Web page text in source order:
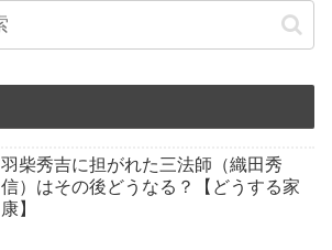
羽柴秀吉に担がれた三法師（織田秀
信）はその後どうなる？【どうする家
康】